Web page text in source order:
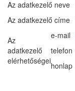
Az adatkezelő neve
Az adatkezelő címe
Az
adatkezelő
elérhetőségei
e-mail
telefon
honlap